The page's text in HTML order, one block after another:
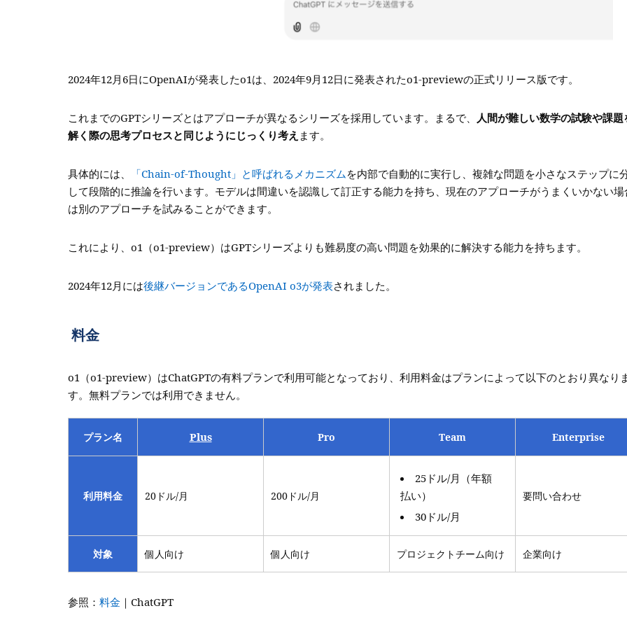
2024年12月6日にOpenAIが発表したo1は、2024年9月12日に発表されたo1-previewの正式リリース版です。
これまでのGPTシリーズとはアプローチが異なるシリーズを採用しています。まるで、
人間が難しい数学の試験や課題
解く際の思考プロセスと同じようにじっくり考え ます。
具体的には、 「Chain-of-Thought」と呼ばれるメカニズム を内部で自動的に実行し、複雑な問題を小さなステップに
して段階的に推論を行います。モデルは間違いを認識して訂正する能力を持ち、現在のアプローチがうまくいかない場
は別のアプローチを試みることができます。
これにより、o1（o1-preview）はGPTシリーズよりも難易度の高い問題を効果的に解決する能力を持ちます。
2024年12月には後継バージョンであるOpenAI o3が発表されました。
料金
o1（o1-preview）はChatGPTの有料プランで利用可能となっており、利用料金はプランによって以下のとおり異なり
す。無料プランでは利用できません。
プラン名 Plus Pro Team Enterprise
利用料金 20ドル/月 200ドル/月
25ドル/月（年額
払い）
30ドル/月
要問い合わせ
対象 個人向け 個人向け プロジェクトチーム向け 企業向け
参照： 料金 ｜ChatGPT